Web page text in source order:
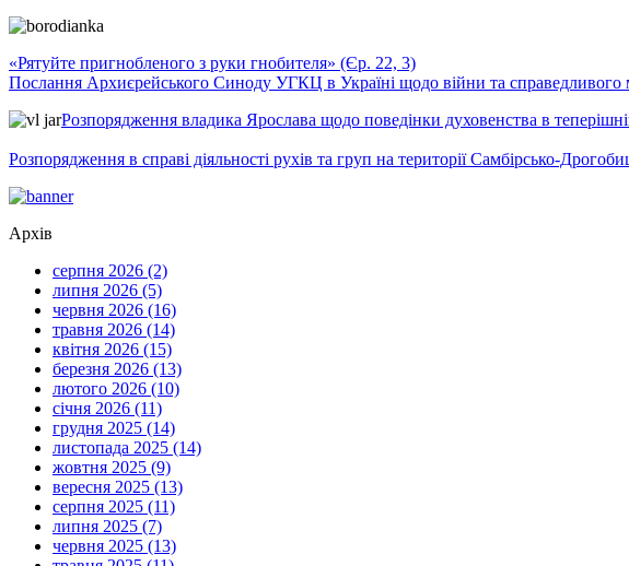
«Рятуйте пригнобленого з руки гнобителя» (Єр. 22, 3)
Послання Архиєрейського Синоду УГКЦ в Україні щодо війни та справедливого
Розпорядження владика Ярослава щодо поведінки духовенства в
Розпорядження в справі діяльності рухів та груп на території Самбірсько-
Архів
серпня 2026 (2)
липня 2026 (5)
червня 2026 (16)
травня 2026 (14)
квітня 2026 (15)
березня 2026 (13)
лютого 2026 (10)
січня 2026 (11)
грудня 2025 (14)
листопада 2025 (14)
жовтня 2025 (9)
вересня 2025 (13)
серпня 2025 (11)
липня 2025 (7)
червня 2025 (13)